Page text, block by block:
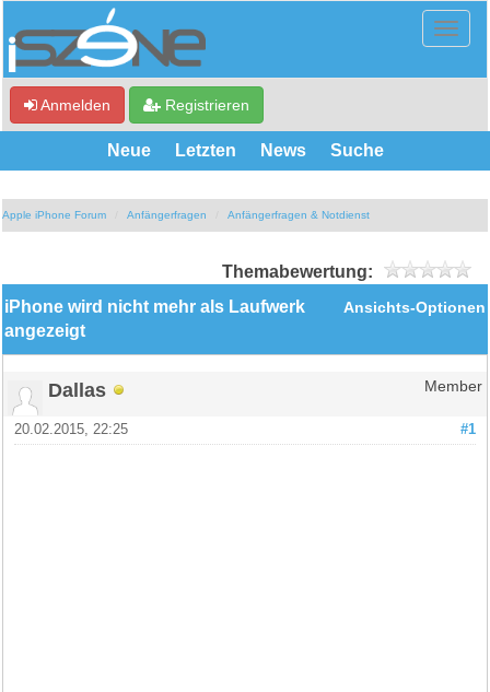
Anmelden Registrieren
Neue Letzten News Suche
Apple iPhone Forum Anfängerfragen Anfängerfragen & Notdienst
Themabewertung:
Ansichts-Optionen
iPhone wird nicht mehr als Laufwerk
angezeigt
Dallas Member
#1
20.02.2015, 22:25